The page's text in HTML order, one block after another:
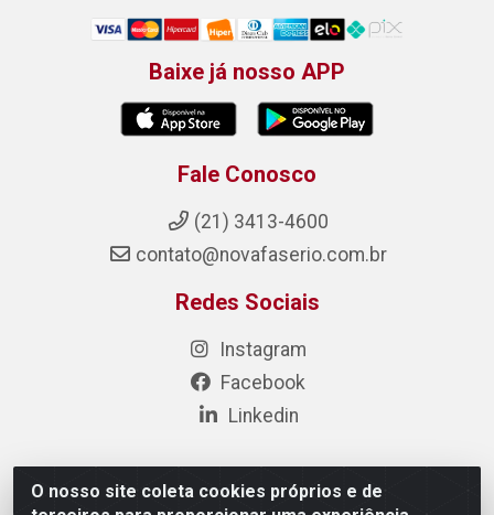
O nosso site coleta cookies próprios e de
Baixe já nosso APP
Fale Conosco
(21) 3413-4600
contato@novafaserio.com.br
Redes Sociais
Instagram
Facebook
Linkedin
Nova Fase Materiais Elétricos e Hidráulicos - Estr. de